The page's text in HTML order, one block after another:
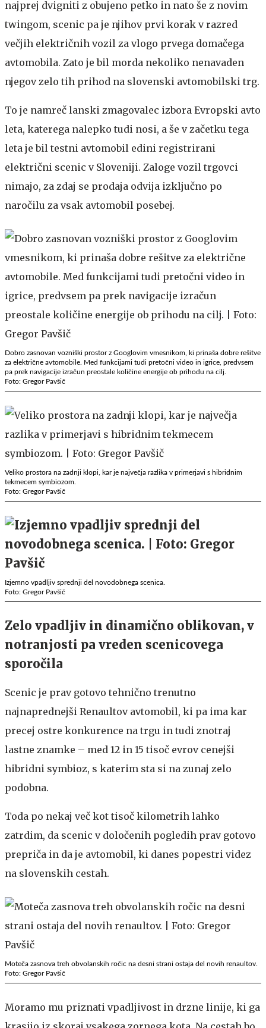
najprej dvigniti z obujeno petko in nato še z novim
twingom, scenic pa je njihov prvi korak v razred
večjih električnih vozil za vlogo prvega domačega
avtomobila. Zato je bil morda nekoliko nenavaden
njegov zelo tih prihod na slovenski avtomobilski trg.
To je namreč lanski zmagovalec izbora Evropski avto
leta, katerega nalepko tudi nosi, a še v začetku tega
leta je bil testni avtomobil edini registrirani
električni scenic v Sloveniji. Zaloge vozil trgovci
nimajo, za zdaj se prodaja odvija izključno po
naročilu za vsak avtomobil posebej.
Dobro zasnovan vozniški prostor z Googlovim vmesnikom, ki prinaša dobre rešitve
za električne avtomobile. Med funkcijami tudi pretočni video in igrice, predvsem
pa prek navigacije izračun preostale količine energije ob prihodu na cilj.
Foto: Gregor Pavšič
Veliko prostora na zadnji klopi, kar je največja razlika v primerjavi s hibridnim
tekmecem symbiozom.
Foto: Gregor Pavšič
Izjemno vpadljiv sprednji del novodobnega scenica.
Foto: Gregor Pavšič
Zelo vpadljiv in dinamično oblikovan, v
notranjosti pa vreden scenicovega
sporočila
Scenic je prav gotovo tehnično trenutno
najnaprednejši Renaultov avtomobil, ki pa ima kar
precej ostre konkurence na trgu in tudi znotraj
lastne znamke – med 12 in 15 tisoč evrov cenejši
hibridni symbioz, s katerim sta si na zunaj zelo
podobna.
Toda po nekaj več kot tisoč kilometrih lahko
zatrdim, da scenic v določenih pogledih prav gotovo
prepriča in da je avtomobil, ki danes popestri videz
na slovenskih cestah.
Moteča zasnova treh obvolanskih ročic na desni strani ostaja del novih renaultov.
Foto: Gregor Pavšič
Moramo mu priznati vpadljivost in drzne linije, ki ga